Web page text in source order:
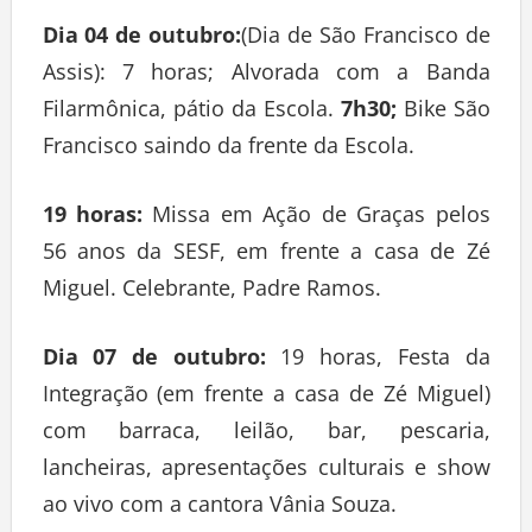
Dia 04 de outubro:(Dia de São Francisco de
Assis): 7 horas; Alvorada com a Banda
Filarmônica, pátio da Escola. 7h30; Bike São
Francisco saindo da frente da Escola.
19 horas: Missa em Ação de Graças pelos
56 anos da SESF, em frente a casa de Zé
Miguel. Celebrante, Padre Ramos.
Dia 07 de outubro: 19 horas, Festa da
Integração (em frente a casa de Zé Miguel)
com barraca, leilão, bar, pescaria,
lancheiras, apresentações culturais e show
ao vivo com a cantora Vânia Souza.